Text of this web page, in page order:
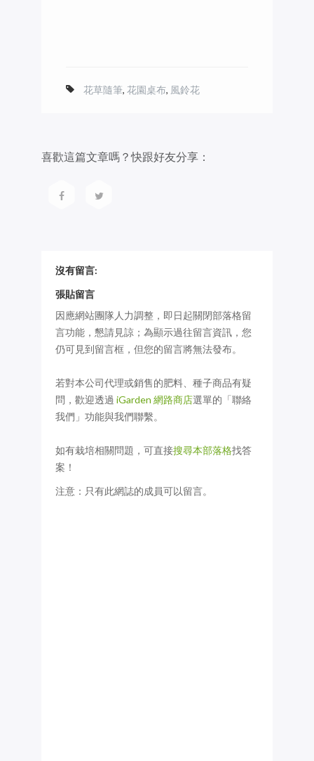
花草隨筆, 花園桌布, 風鈴花
喜歡這篇文章嗎？快跟好友分享：
沒有留言:
張貼留言
因應網站團隊人力調整，即日起關閉部落格留
言功能，懇請見諒；為顯示過往留言資訊，您
仍可見到留言框，但您的留言將無法發布。
若對本公司代理或銷售的肥料、種子商品有疑
問，歡迎透過 iGarden 網路商店選單的「聯絡
我們」功能與我們聯繫。
如有栽培相關問題，可直接搜尋本部落格找答
案！
注意：只有此網誌的成員可以留言。